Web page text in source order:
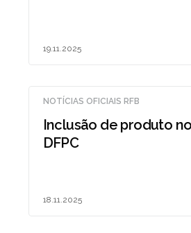
19.11.2025
NOTÍCIAS OFICIAIS RFB
Inclusão de produto
DFPC
18.11.2025